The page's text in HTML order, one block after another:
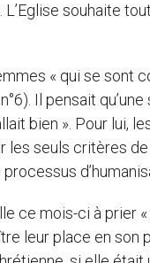
souhaite
« qui se sont
Il pensait
bien ». Pour lui,
les seuls critères
ce mois-ci à prier
leur place en son